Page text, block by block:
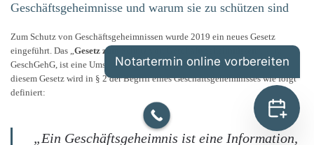
Geschäftsgeheimnisse und warum sie zu schützen sind
Zum Schutz von Geschäftsgeheimnissen wurde 2019 ein neues Gesetz
eingeführt. Das „Gesetz zum Schutz von Geschäftsgeheimnissen
GeschGehG, ist eine Umsetzung der europäischen Richtline 2016/943. In
diesem Gesetz wird in § 2 der Begriff eines Geschäftsgeheimnisses wie folgt
definiert:
„Ein Geschäftsgeheimnis ist eine Information,
Notartermin online vorbereiten